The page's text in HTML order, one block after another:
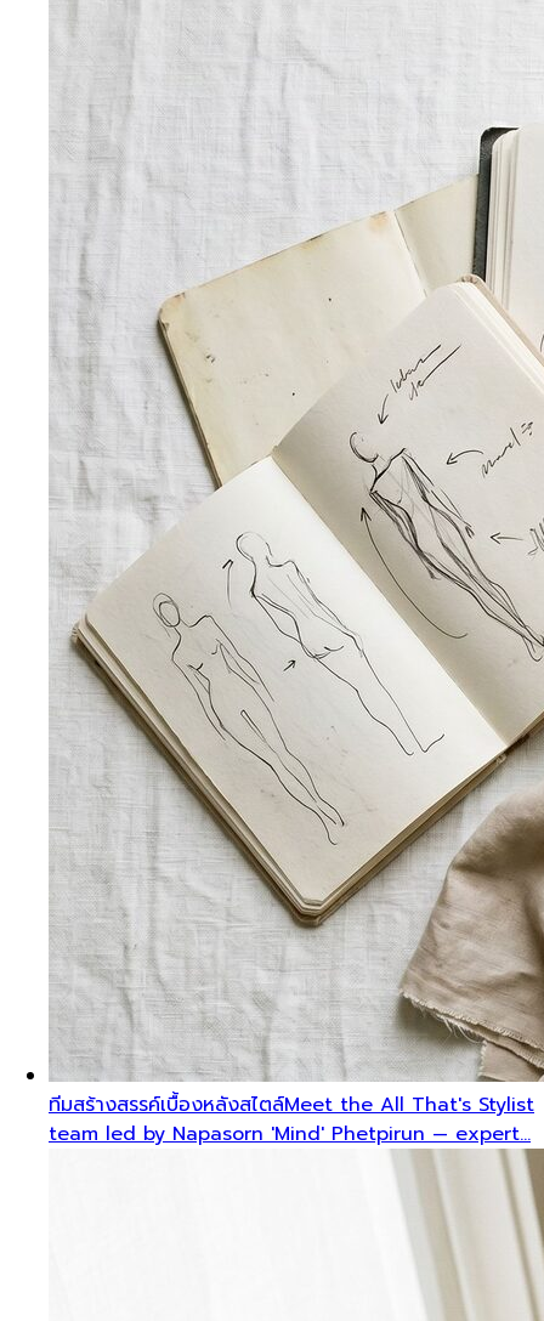
ทีมสร้างสรรค์เบื้องหลังสไตล์Meet the All That's Stylist
team led by Napasorn 'Mind' Phetpirun — expert…